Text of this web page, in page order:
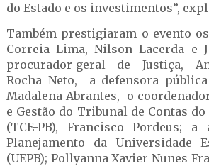
do Estado e os investimentos”,
Também prestigiaram o evento
Correia Lima, Nilson Lacerda e
procurador-geral de Justiça,
Rocha Neto, a defensora
Madalena Abrantes, o
e Gestão do Tribunal de Contas do
(TCE-PB), Francisco Pordeus;
Planejamento da Universidade
(UEPB); Pollyanna Xavier Nunes